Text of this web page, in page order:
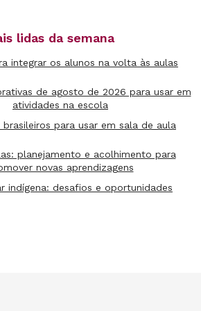
se preza deve ter "moral da
história cuja moral era "fazer
a quem". A Emília discordou:
Que me desculpe a Capitu
lidas da semana
integrar os alunos na volta às aulas
de agosto de 2026 para usar em
atividades na escola
brasileiros para usar em sala de aula
planejamento e acolhimento para
novas aprendizagens
indígena: desafios e oportunidades